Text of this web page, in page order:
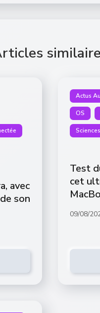
avec
son
Actus
OS
Sciences
Test
cet
09/08/